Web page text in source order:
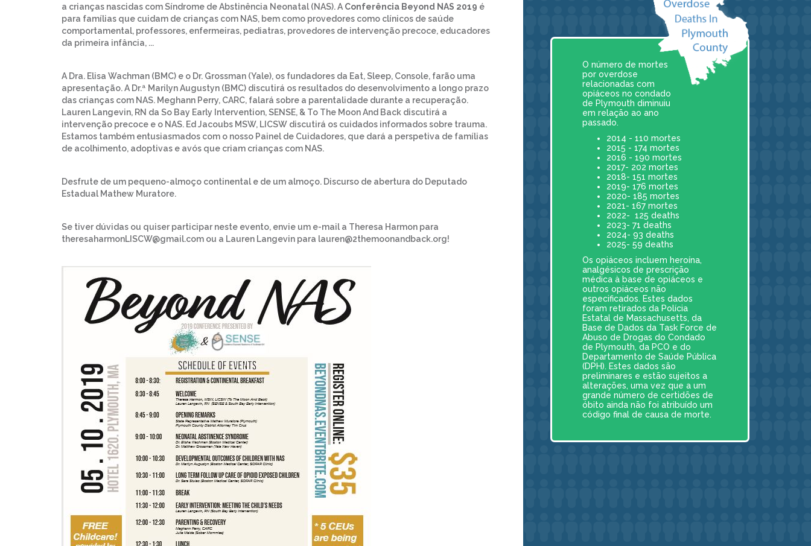
a crianças nascidas com Síndrome de Abstinência Neonatal (NAS). A Conferência Beyond NAS 2019 é
para famílias que cuidam de crianças com NAS, bem como provedores como clínicos de saúde
comportamental, professores, enfermeiras, pediatras, provedores de intervenção precoce, educadores
da primeira infância, ...
A Dra. Elisa Wachman (BMC) e o Dr. Grossman (Yale), os fundadores da Eat, Sleep, Console, farão uma
apresentação. A Dr.ª Marilyn Augustyn (BMC) discutirá os resultados do desenvolvimento a longo prazo
das crianças com NAS. Meghann Perry, CARC, falará sobre a parentalidade durante a recuperação.
Lauren Langevin, RN da So Bay Early Intervention, SENSE, & To The Moon And Back discutirá a
intervenção precoce e o NAS. Ed Jacoubs MSW, LICSW discutirá os cuidados informados sobre trauma.
Estamos também entusiasmados com o nosso Painel de Cuidadores, que dará a perspetiva de famílias
de acolhimento, adoptivas e avós que criam crianças com NAS.
Desfrute de um pequeno-almoço continental e de um almoço. Discurso de abertura do Deputado
Estadual Mathew Muratore.
Se tiver dúvidas ou quiser participar neste evento, envie um e-mail a Theresa Harmon para
theresaharmonLISCW@gmail.com ou a Lauren Langevin para lauren@2themoonandback.org!
O número de mortes
por overdose
relacionadas com
opiáceos no condado
de Plymouth diminuiu
em relação ao ano
passado.
2014 - 110 mortes
2015 - 174 mortes
2016 - 190 mortes
2017- 202 mortes
2018- 151 mortes
2019- 176 mortes
2020- 185 mortes
2021- 167 mortes
2022- 125 deaths
2023- 71 deaths
2024- 93 deaths
2025- 59 deaths
Os opiáceos incluem heroína,
analgésicos de prescrição
médica à base de opiáceos e
outros opiáceos não
especificados. Estes dados
foram retirados da Polícia
Estatal de Massachusetts, da
Base de Dados da Task Force de
Abuso de Drogas do Condado
de Plymouth, da PCO e do
Departamento de Saúde Pública
(DPH). Estes dados são
preliminares e estão sujeitos a
alterações, uma vez que a um
grande número de certidões de
óbito ainda não foi atribuído um
código final de causa de morte.